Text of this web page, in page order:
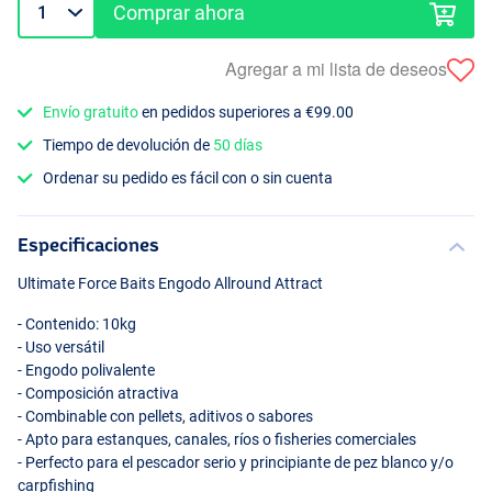
Comprar ahora
Agregar a mi lista de deseos
Envío gratuitoen pedidos superiores a €99.00
Tiempo de devolución de 50 días
Ordenar su pedido es fácil con o sin cuenta
Especificaciones
Ultimate Force Baits Engodo Allround Attract
- Contenido: 10kg
- Uso versátil
- Engodo polivalente
- Composición atractiva
- Combinable con pellets, aditivos o sabores
- Apto para estanques, canales, ríos o fisheries comerciales
- Perfecto para el pescador serio y principiante de pez blanco y/o
carpfishing